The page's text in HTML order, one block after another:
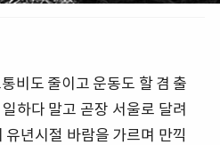
비도 줄이고 운동도 할 겸 출
하다 말고 곧장 서울로 달려
년시절 바람을 가르며 만끽